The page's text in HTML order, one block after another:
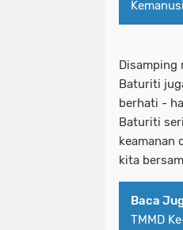
Disamping
Baturiti
berhati -
Baturiti
keamanan
kita
Baca
TMMD